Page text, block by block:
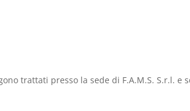
trattati presso la sede di F.A.M.S. S.r.l. e